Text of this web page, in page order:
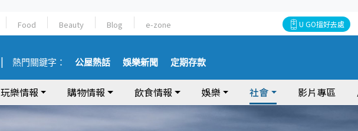
Food Beauty Blog e-zone U GO搵好去處
熱門關鍵字： 公屋熱話 娛樂新聞 定期存款
玩樂情報 購物情報 飲食情報 娛樂 社會 影片專區